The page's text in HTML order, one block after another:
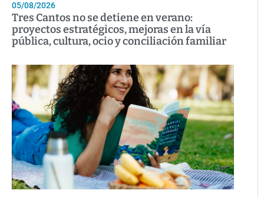
05/08/2026
Tres Cantos no se detiene en verano:
proyectos estratégicos, mejoras en la vía
pública, cultura, ocio y conciliación familiar